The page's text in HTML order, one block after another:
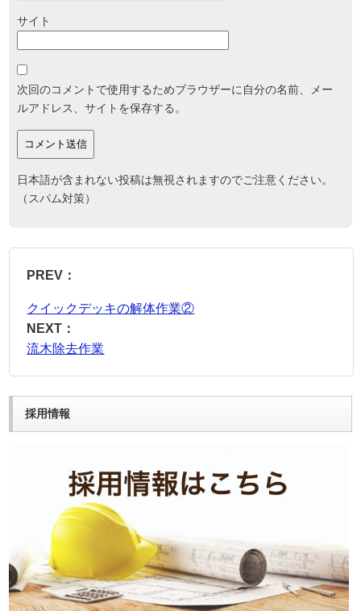
サイト
次回のコメントで使用するためブラウザーに自分の名前、メー
ルアドレス、サイトを保存する。
日本語が含まれない投稿は無視されますのでご注意ください。
（スパム対策）
PREV：
クイックデッキの解体作業②
NEXT：
流木除去作業
採用情報